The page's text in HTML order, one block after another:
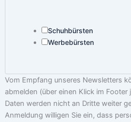
Schuhbürsten
Werbebürsten
Vom Empfang unseres Newsletters
abmelden (über einen Klick im
Daten werden nicht an Dritte weiter
Anmeldung willigen Sie ein, dass